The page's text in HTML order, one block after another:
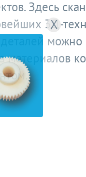
Здесь
3Д-
деталей можно
материалов
X